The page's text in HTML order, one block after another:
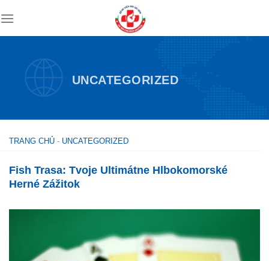
to
content
UNCATEGORIZED
TRANG CHỦ - UNCATEGORIZED
Fish Trasa: Tvoje Ultimátne Hlbokomorské
Herné Zážitok